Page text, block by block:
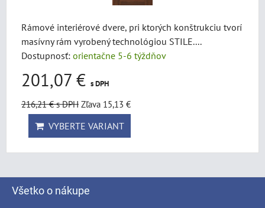
Rámové interiérové dvere, pri ktorých konštrukciu tvorí
masívny rám vyrobený technológiou STILE....
Dostupnosť: orientačne 5-6 týždňov
201,07 € s DPH
216,21 €s DPH Zľava 15,13 €
VYBERTE VARIANT
Všetko o nákupe